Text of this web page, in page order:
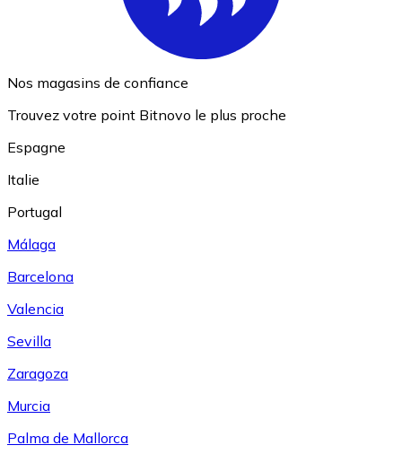
Nos magasins de confiance
Trouvez votre point Bitnovo le plus proche
Espagne
Italie
Portugal
Málaga
Barcelona
Valencia
Sevilla
Zaragoza
Murcia
Palma de Mallorca